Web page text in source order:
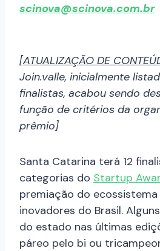
scinova@scinova.com.br
[ATUALIZAÇÃO DE
Join.valle, inicialmente
finalistas, acabou sendo
função de critérios da
prêmio]
Santa Catarina terá 12
categorias do Startup
premiação do
inovadores do Brasil.
do estado nas últimas
páreo pelo bi ou